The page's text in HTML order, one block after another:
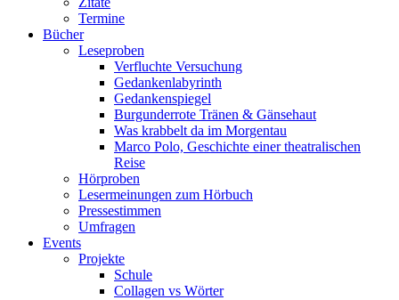
Termine
Bücher
Leseproben
Verfluchte Versuchung
Gedankenlabyrinth
Gedankenspiegel
Burgunderrote Tränen & Gänsehaut
Was krabbelt da im Morgentau
Marco Polo, Geschichte einer theatralischen
Reise
Hörproben
Lesermeinungen zum Hörbuch
Pressestimmen
Umfragen
Events
Projekte
Schule
Collagen vs Wörter